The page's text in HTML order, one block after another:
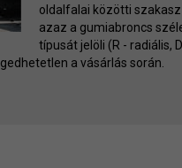
oldalfalai közötti
azaz a gumiabroncs
típusát jelöli (R - radiális,
a vásárlás során.